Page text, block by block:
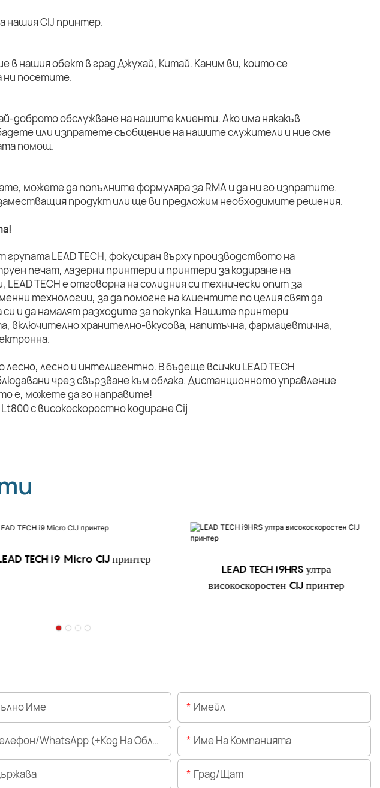
нашия CIJ принтер.
в нашия обект в град Джухай, Китай. Каним ви, които се
посетите.
доброто обслужване на нашите клиенти. Ако има някакъв
или изпратете съобщение на нашите служители и ние сме
помощ.
можете да попълните формуляра за RMA и да ни го изпратите.
продукт или ще ви предложим необходимите решения.
групата LEAD TECH, фокусиран върху производството на
печат, лазерни принтери и принтери за кодиране на
TECH е отговорна на солидния си технически опит за
технологии, за да помогне на клиентите по целия свят да
и да намалят разходите за покупка. Нашите принтери
включително хранително-вкусова, напитъчна, фармацевтична,
лесно и интелигентно. В бъдеще всички LEAD TECH
чрез свързване към облака. Дистанционното управление
е, можете да го направите!
TECH i9 Micro CIJ принтер
LEAD TECH i9HRS ултра
високоскоростен CIJ принтер
Име Имейл
WhatsApp (+Код На Областта) Име На Компанията
Град/щат